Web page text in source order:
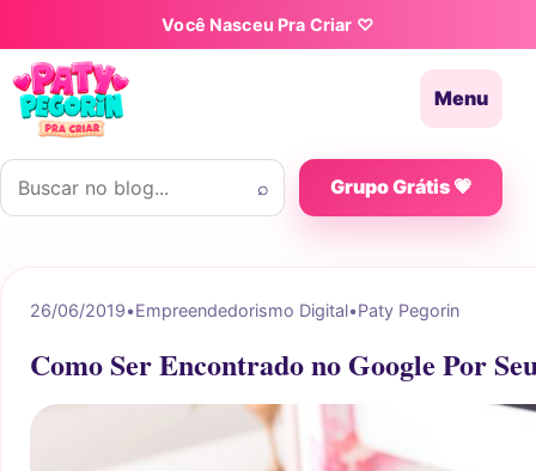
Pular para o conteúdoVocê Nasceu Pra Criar ♡
Menu
Buscar por:
⌕ Grupo Grátis 💗
26/06/2019•Empreendedorismo Digital•Paty Pegorin
Como Ser Encontrado no Google Por